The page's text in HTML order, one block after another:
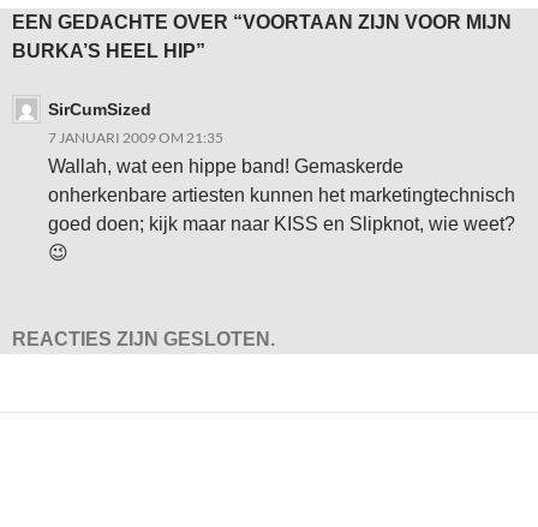
EEN GEDACHTE OVER “VOORTAAN ZIJN VOOR MIJN
BURKA’S HEEL HIP”
SirCumSized
7 JANUARI 2009 OM 21:35
Wallah, wat een hippe band! Gemaskerde
onherkenbare artiesten kunnen het marketingtechnisch
goed doen; kijk maar naar KISS en Slipknot, wie weet?
😉
REACTIES ZIJN GESLOTEN.